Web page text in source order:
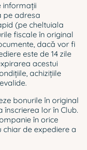
informații
pe adresa
(pe cheltuiala
fiscale în original
dacă vor fi
este de 14 zile
acestui
achizițiile
bonurile în original
lor în Club.
în orice
de expediere a